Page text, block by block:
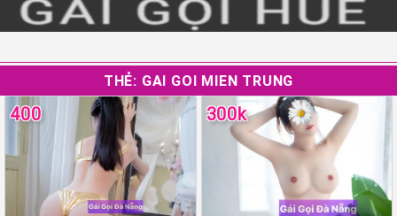
THẺ: GAI GOI MIEN TRUNG
400 300k